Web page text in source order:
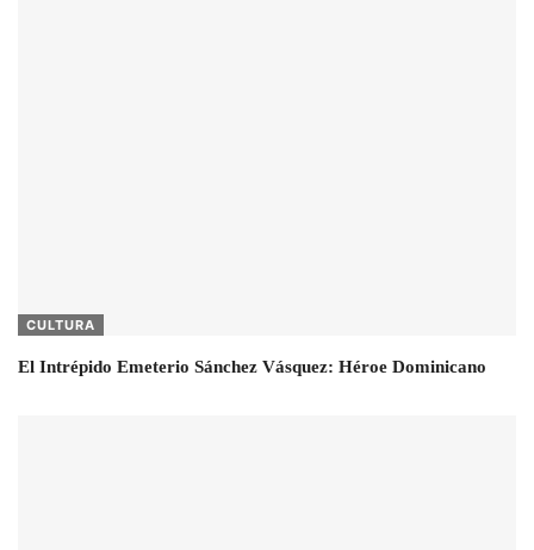
CULTURA
El Intrépido Emeterio Sánchez Vásquez: Héroe Dominicano